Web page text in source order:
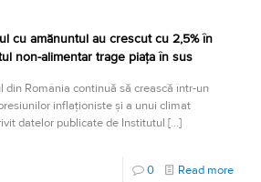
cu amănuntul au crescut cu 2,5% în
non-alimentar trage piața în sus
din România continuă să crească într-un
inflaționiste și a unui climat
datelor publicate de Institutul […]
0 Read more